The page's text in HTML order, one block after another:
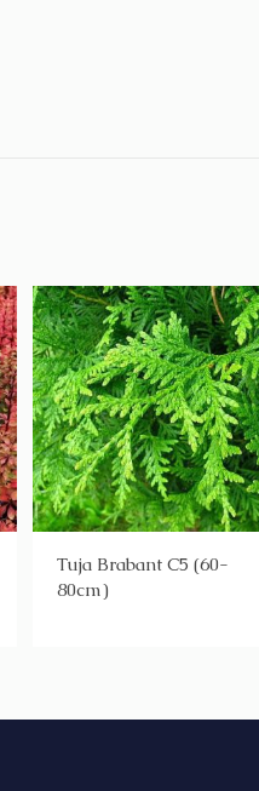
Tuja Brabant C5 (60-
80cm)